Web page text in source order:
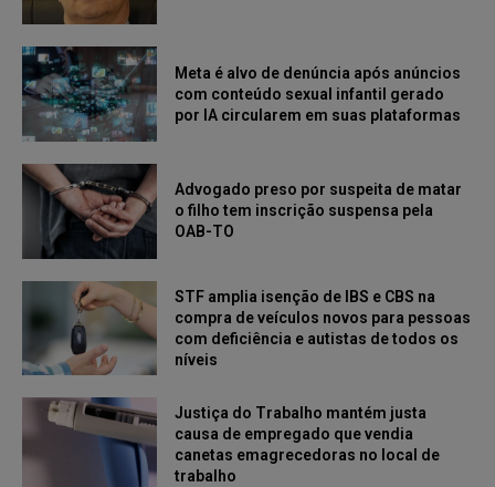
Meta é alvo de denúncia após anúncios
com conteúdo sexual infantil gerado
por IA circularem em suas plataformas
Advogado preso por suspeita de matar
o filho tem inscrição suspensa pela
OAB-TO
STF amplia isenção de IBS e CBS na
compra de veículos novos para pessoas
com deficiência e autistas de todos os
níveis
Justiça do Trabalho mantém justa
causa de empregado que vendia
canetas emagrecedoras no local de
trabalho